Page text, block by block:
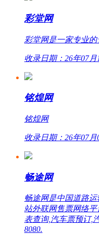
彩堂网
彩堂网是一家专业的
收录日期：26年07月
铭煌网
铭煌网
收录日期：26年07月
畅途网
畅途网是中国道路
站外联网售票网络
表查询,汽车票预订,
8080.